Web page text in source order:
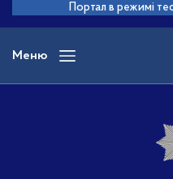
основного
вмісту
Портал в режимі
Меню